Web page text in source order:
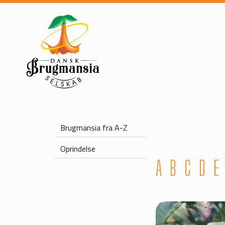
Brugmansia fra A-Z
Oprindelse
A B C D E